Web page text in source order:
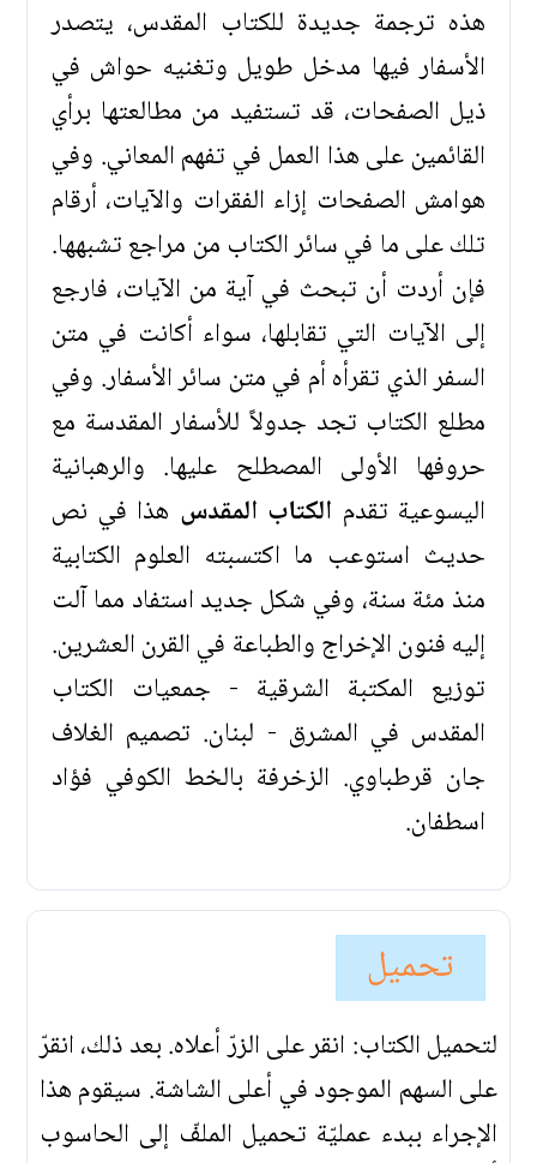
هذه ترجمة جديدة للكتاب المقدس، يتصدر
الأسفار فيها مدخل طويل وتغنيه حواش في
ذيل الصفحات، قد تستفيد من مطالعتها برأي
القائمين على هذا العمل في تفهم المعاني. وفي
هوامش الصفحات إزاء الفقرات والآيات، أرقام
تلك على ما في سائر الكتاب من مراجع تشبهها.
فإن أردت أن تبحث في آية من الآيات، فارجع
إلى الآيات التي تقابلها، سواء أكانت في متن
السفر الذي تقرأه أم في متن سائر الأسفار. وفي
مطلع الكتاب تجد جدولاً للأسفار المقدسة مع
حروفها الأولى المصطلح عليها. والرهبانية
اليسوعية تقدم الكتاب المقدس هذا في نص
حديث استوعب ما اكتسبته العلوم الكتابية
منذ مئة سنة، وفي شكل جديد استفاد مما آلت
إليه فنون الإخراج والطباعة في القرن العشرين.
توزيع المكتبة الشرقية - جمعيات الكتاب
المقدس في المشرق - لبنان. تصميم الغلاف
جان قرطباوي. الزخرفة بالخط الكوفي فؤاد
اسطفان.
تحميل
لتحميل الكتاب: انقر على الزرّ أعلاه. بعد ذلك، انقرّ
على السهم الموجود في أعلى الشاشة. سيقوم هذا
الإجراء ببدء عمليّة تحميل الملفّ إلى الحاسوب